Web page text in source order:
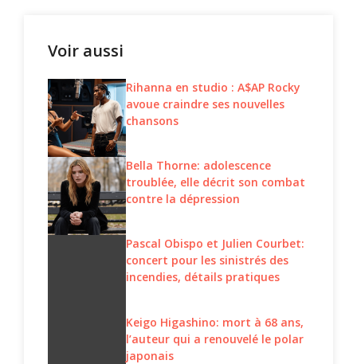
Voir aussi
Rihanna en studio : A$AP Rocky
avoue craindre ses nouvelles
chansons
Bella Thorne: adolescence
troublée, elle décrit son combat
contre la dépression
Pascal Obispo et Julien Courbet:
concert pour les sinistrés des
incendies, détails pratiques
Keigo Higashino: mort à 68 ans,
l’auteur qui a renouvelé le polar
japonais